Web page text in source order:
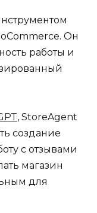
Он
работы и
, StoreAgent
создание
с отзывами
магазин
для